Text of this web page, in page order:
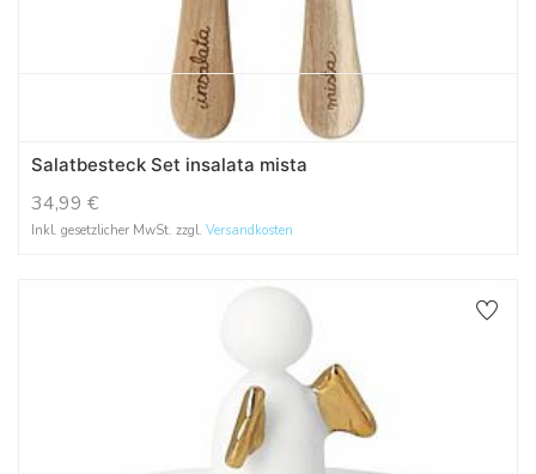
Salatbesteck Set insalata mista
34,99 €
Inkl. gesetzlicher MwSt. zzgl. Versandkosten